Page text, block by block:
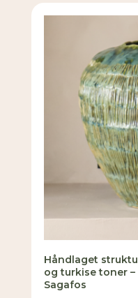
Håndlaget
og turkise toner
Sagafos